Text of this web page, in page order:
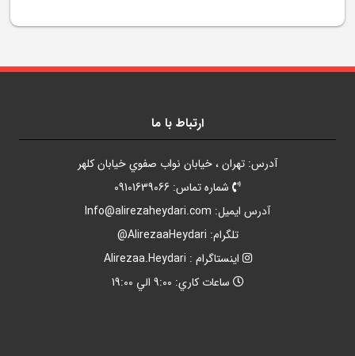
ارتباط با ما
آدرس: تهران ، خيابان نواب صفوي خيابان کلهر
شماره تماس: 09101639066
آدرس ايميل: Info@alirezaheydari.com
تلگرام: AlirezaaHeydari@
اينستاگرام : Alirezaa.Heydari
ساعات کاري: 9:00 الي 19:00